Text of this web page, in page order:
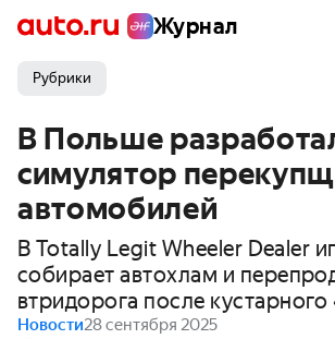
Журнал
Рубрики
В Польше
симулятор
автомобилей
В Totally Legit Wheeler Dealer
собирает автохлам и
втридорога после
Новости28 сентября 2025